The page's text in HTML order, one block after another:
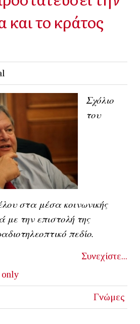
το κράτος
Σχόλιο
του
στα μέσα κοινωνικής
με την επιστολή της
πεδίο.
Συνεχίστε...
Γνώμες